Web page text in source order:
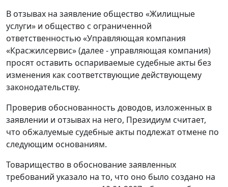
В отзывах на заявление общество «Жилищные
услуги» и общество с ограниченной
ответственностью «Управляющая компания
«Красжилсервис» (далее - управляющая компания)
просят оставить оспариваемые судебные акты без
изменения как соответствующие действующему
законодательству.
Проверив обоснованность доводов, изложенных в
заявлении и отзывах на него, Президиум считает,
что обжалуемые судебные акты подлежат отмене по
следующим основаниям.
Товарищество в обоснование заявленных
требований указало на то, что оно было создано на